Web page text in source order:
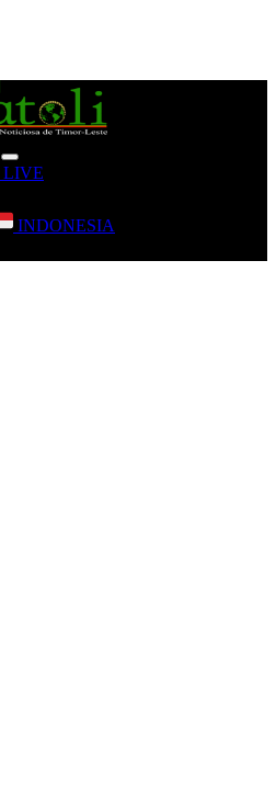
LIVE
INDONESIA